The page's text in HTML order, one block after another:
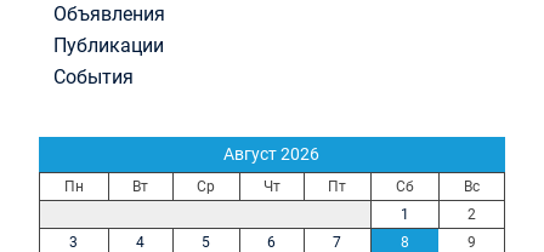
Объявления
Публикации
События
Август 2026
Пн Вт Ср Чт Пт Сб
Вс
1
2
3
4 5 6 7 8
9